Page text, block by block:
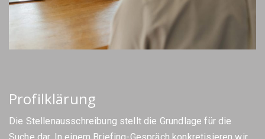
Profilklärung
Die Stellenausschreibung stellt die Grundlage für die